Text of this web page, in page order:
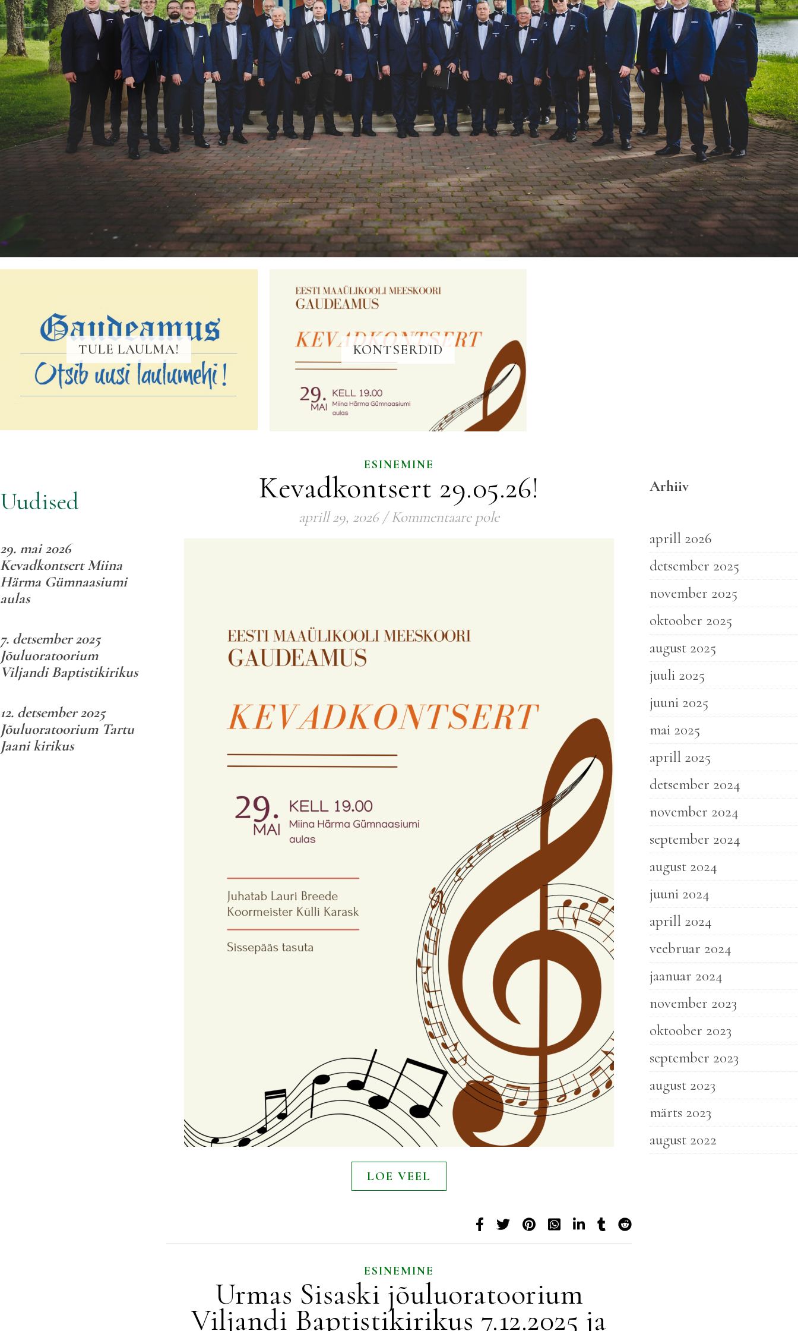
TULE LAULMA! KONTSERDID
Uudised
29. mai 2026
Kevadkontsert Miina
Härma Gümnaasiumi
aulas
7. detsember 2025
Jõuluoratoorium
Viljandi Baptistikirikus
12. detsember 2025
Jõuluoratoorium Tartu
Jaani kirikus
ESINEMINE
Kevadkontsert 29.05.26!
aprill 29, 2026 / Kommentaare pole
LOE VEEL
ESINEMINE
Urmas Sisaski jõuluoratoorium
Viljandi Baptistikirikus 7.12.2025 ja
Arhiiv
aprill 2026
detsember 2025
november 2025
oktoober 2025
august 2025
juuli 2025
juuni 2025
mai 2025
aprill 2025
detsember 2024
november 2024
september 2024
august 2024
juuni 2024
aprill 2024
veebruar 2024
jaanuar 2024
november 2023
oktoober 2023
september 2023
august 2023
märts 2023
august 2022